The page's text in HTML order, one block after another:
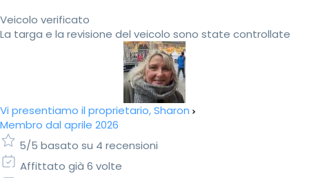
Veicolo verificato
La targa e la revisione del veicolo sono state controllate
Vi presentiamo il proprietario, Sharon
Membro dal aprile 2026
5/5 basato su 4 recensioni
Affittato già 6 volte